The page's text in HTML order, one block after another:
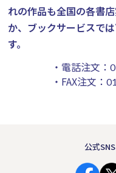
れの作品も全国の各書
か、ブックサービスで
す。
・電話注文：
・FAX注文：
公式SNS